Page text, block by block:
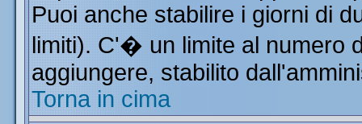
Puoi anche stabilire i giorni di
limiti). C'� un limite al numero
aggiungere, stabilito
Torna in cima